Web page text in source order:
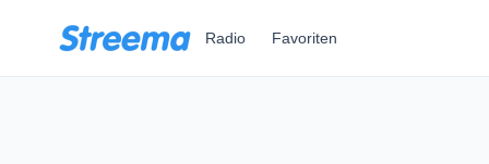
Radio Favoriten